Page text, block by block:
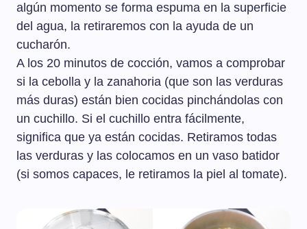
algún momento se forma espuma en la superficie
del agua, la retiraremos con la ayuda de un
cucharón.
A los 20 minutos de cocción, vamos a comprobar
si la cebolla y la zanahoria (que son las verduras
más duras) están bien cocidas pinchándolas con
un cuchillo. Si el cuchillo entra fácilmente,
significa que ya están cocidas. Retiramos todas
las verduras y las colocamos en un vaso batidor
(si somos capaces, le retiramos la piel al tomate).